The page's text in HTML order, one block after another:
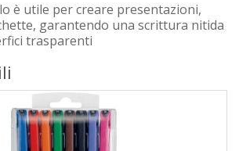
è utile per creare presentazioni,
garantendo una scrittura nitida
trasparenti